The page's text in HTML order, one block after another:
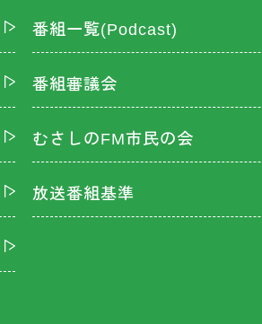
番組一覧(Podcast)
番組審議会
むさしのFM市民の会
放送番組基準